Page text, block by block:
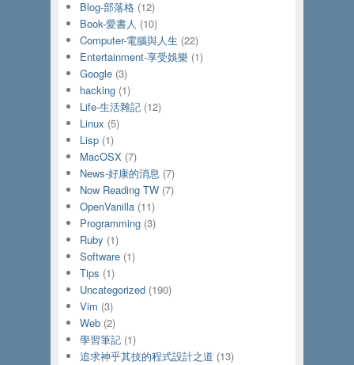
Blog-部落格(12)
Book-愛書人 (10)
Computer-電腦與人生 (22)
Entertainment-享受娛樂 (1)
Google(3)
hacking(1)
Life-生活雜記(12)
Linux (5)
Lisp(1)
MacOSX(7)
News-好康的消息 (7)
Now Reading TW(7)
OpenVanilla(11)
Programming(3)
Ruby (1)
Software(1)
Tips (1)
Uncategorized(190)
Vim (3)
Web(2)
學習筆記(1)
追求神乎其技的程式設計之道 (13)